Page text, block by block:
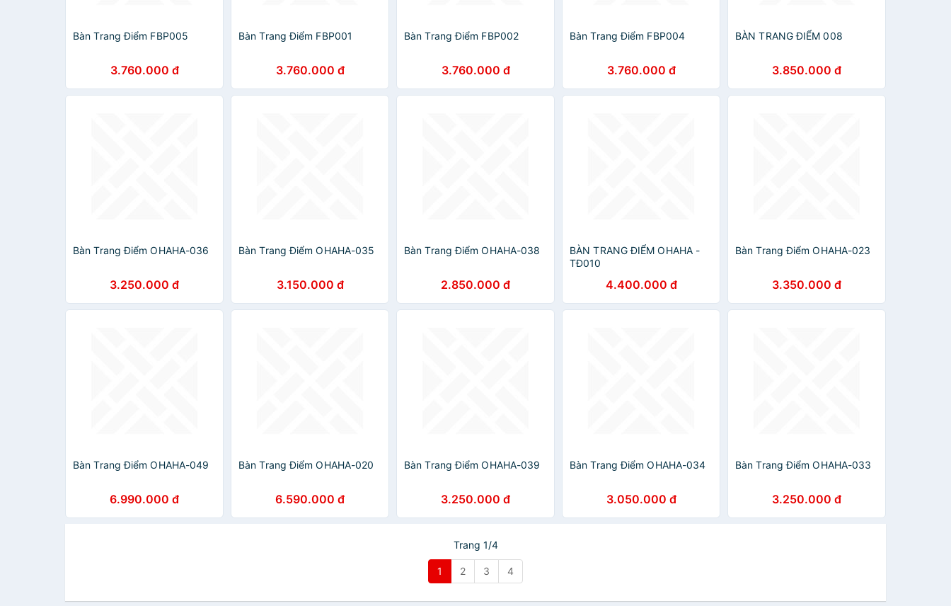
Bàn Trang Điểm FBP005
3.760.000 đ
Bàn Trang Điểm FBP001
3.760.000 đ
Bàn Trang Điểm FBP002
3.760.000 đ
Bàn Trang Điểm FBP004
3.760.000 đ
BÀN TRANG ĐIỂM 008
3.850.000 đ
Bàn Trang Điểm OHAHA-036
3.250.000 đ
Bàn Trang Điểm OHAHA-035
3.150.000 đ
Bàn Trang Điểm OHAHA-038
2.850.000 đ
BÀN TRANG ĐIỂM OHAHA -
TĐ010
4.400.000 đ
Bàn Trang Điểm OHAHA-023
3.350.000 đ
Bàn Trang Điểm OHAHA-049
6.990.000 đ
Bàn Trang Điểm OHAHA-020
6.590.000 đ
Bàn Trang Điểm OHAHA-039
3.250.000 đ
Bàn Trang Điểm OHAHA-034
3.050.000 đ
Bàn Trang Điểm OHAHA-033
3.250.000 đ
Trang 1/4
1 2 3 4